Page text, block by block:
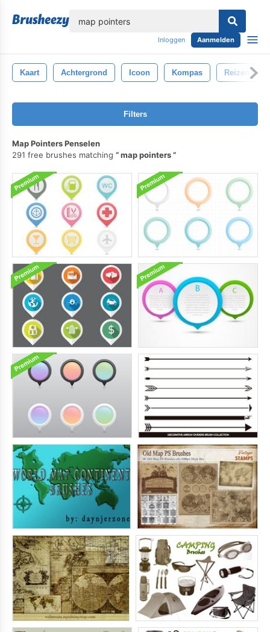
Inloggen Aanmelden
Kaart Achtergrond Icoon Kompas Reizen
Filters
Map Pointers Penselen
291 free brushes matching
map pointers